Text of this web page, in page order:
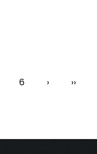
6 › ››